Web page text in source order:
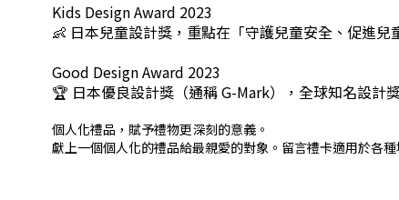
Kids Design Award 2023
👶 日本兒童設計獎，重點在「守護兒童安全、促進兒
Good Design Award 2023
🏆 日本優良設計獎（通稱 G-Mark），全球知名設計
個人化禮品，賦予禮物更深刻的意義。
獻上一個個人化的禮品給最親愛的對象。留言禮卡適用於各